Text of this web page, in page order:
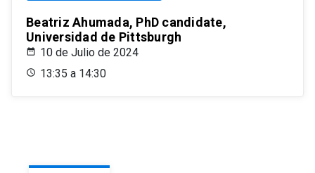
Beatriz Ahumada, PhD candidate,
Universidad de Pittsburgh
10 de Julio de 2024
13:35 a 14:30